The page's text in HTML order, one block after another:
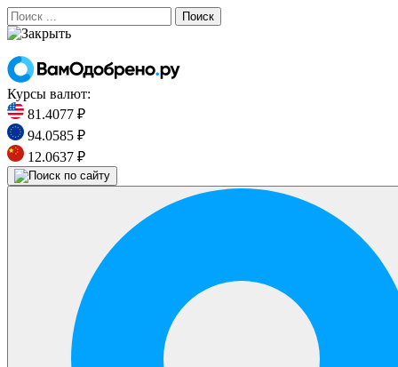
Поиск
Курсы валют:
81.4077 ₽
94.0585 ₽
12.0637 ₽